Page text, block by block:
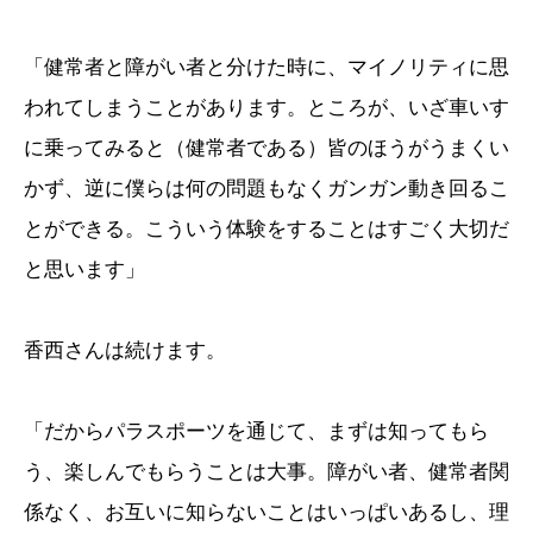
「健常者と障がい者と分けた時に、マイノリティに思
われてしまうことがあります。ところが、いざ車いす
に乗ってみると（健常者である）皆のほうがうまくい
かず、逆に僕らは何の問題もなくガンガン動き回るこ
とができる。こういう体験をすることはすごく大切だ
と思います」
香西さんは続けます。
「だからパラスポーツを通じて、まずは知ってもら
う、楽しんでもらうことは大事。障がい者、健常者関
係なく、お互いに知らないことはいっぱいあるし、理